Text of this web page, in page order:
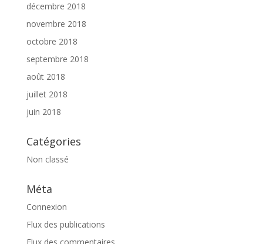
décembre 2018
novembre 2018
octobre 2018
septembre 2018
août 2018
juillet 2018
juin 2018
Catégories
Non classé
Méta
Connexion
Flux des publications